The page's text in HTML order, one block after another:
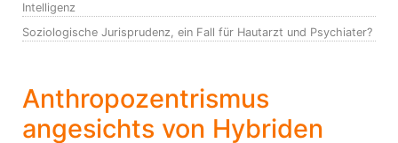
Intelligenz
Soziologische Jurisprudenz, ein Fall für Hautarzt und Psychiater?
Anthropozentrismus
angesichts von Hybriden